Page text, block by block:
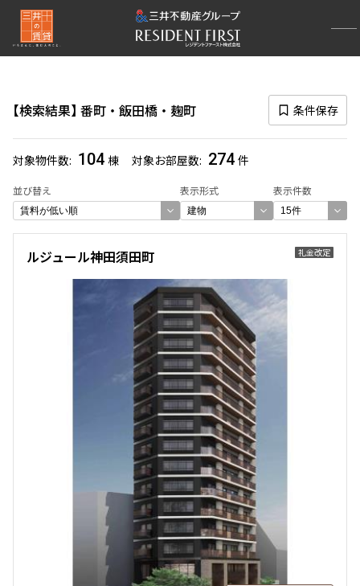
検索結果 番町・飯田橋・麹町 条件保存
対象物件数 104 棟 対象お部屋数 274 件
並び替え 表示形式 表示件数
再検索ナビゲーション
選択中のエリア
番町・飯田橋・麹町
(274)
選び方を変更する
検索対象お部屋数
274件
お部屋を再検索
〜
管理費/共益費含む
礼金改定
ルジュール神田須田町